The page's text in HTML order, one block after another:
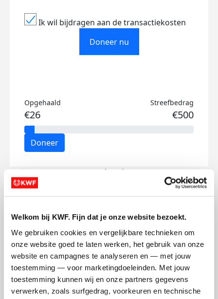
Welkom bij KWF. Fijn dat je onze website bezoekt.
We gebruiken cookies en vergelijkbare technieken om
onze website goed te laten werken, het gebruik van onze
website en campagnes te analyseren en — met jouw
toestemming — voor marketingdoeleinden. Met jouw
toestemming kunnen wij en onze partners gegevens
verwerken, zoals surfgedrag, voorkeuren en technische
Ik wil bijdragen aan de transactiekosten
Doneer nu
Opgehaald
€26
Streefbedrag
€500
Doneer
Luc's badges